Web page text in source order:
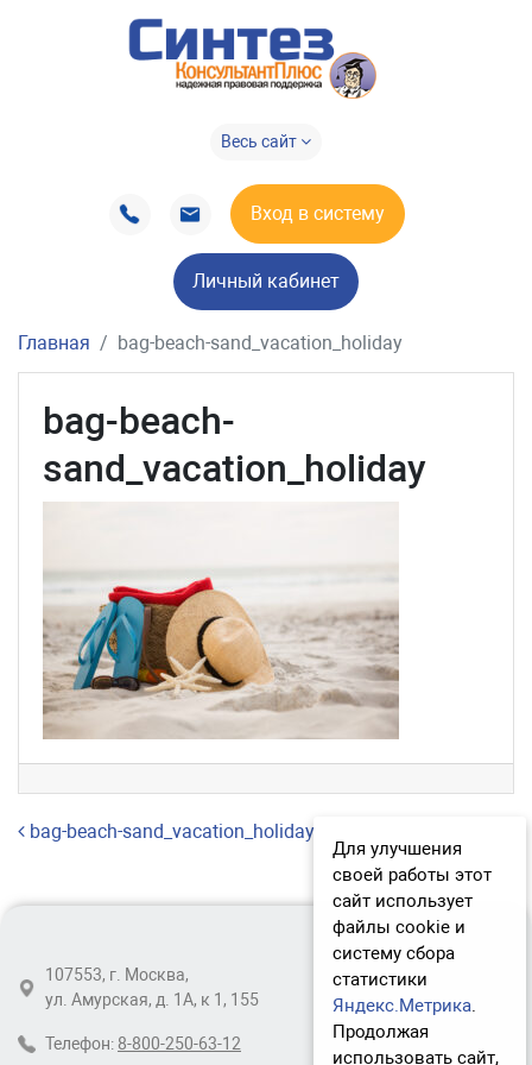
Весь сайт
Вход в систему
Личный кабинет
Главная bag-beach-sand_vacation_holiday
bag-beach-
sand_vacation_holiday
Навигация по записям
bag-beach-sand_vacation_holiday
107553, г. Москва,
ул. Амурская, д. 1А, к 1, 155
Телефон: 8-800-250-63-12
Для улучшения
своей работы этот
сайт использует
файлы cookie и
систему сбора
статистики
Яндекс.Метрика.
Продолжая
использовать сайт,